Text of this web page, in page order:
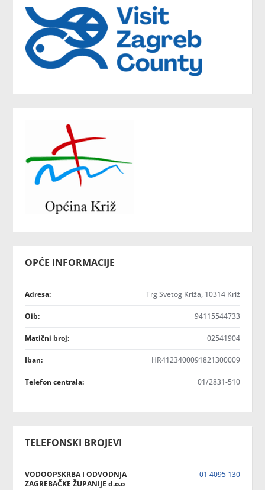
OPĆE INFORMACIJE
Adresa: Trg Svetog Križa, 10314 Križ
Oib: 94115544733
Matični broj: 02541904
Iban: HR4123400091821300009
Telefon centrala: 01/2831-510
TELEFONSKI BROJEVI
VODOOPSKRBA I ODVODNJA
ZAGREBAČKE ŽUPANIJE d.o.o
01 4095 130